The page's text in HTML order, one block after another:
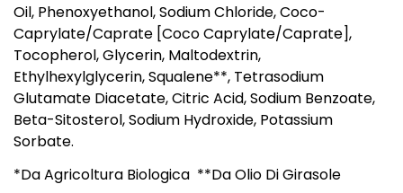
Oil, Phenoxyethanol, Sodium Chloride, Coco-
Caprylate/Caprate [Coco Caprylate/Caprate],
Tocopherol, Glycerin, Maltodextrin,
Ethylhexylglycerin, Squalene**, Tetrasodium
Glutamate Diacetate, Citric Acid, Sodium Benzoate,
Beta-Sitosterol, Sodium Hydroxide, Potassium
Sorbate.
*Da Agricoltura Biologica **Da Olio Di Girasole